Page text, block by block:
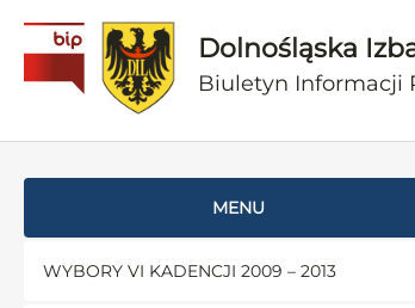
Dolnośląska
Biuletyn Informacji
MENU
WYBORY VI KADENCJI 2009 – 2013